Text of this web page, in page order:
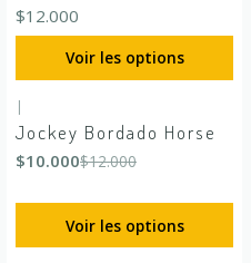
$12.000
Voir les options
|
Jockey Bordado Horse
$10.000$12.000
Voir les options